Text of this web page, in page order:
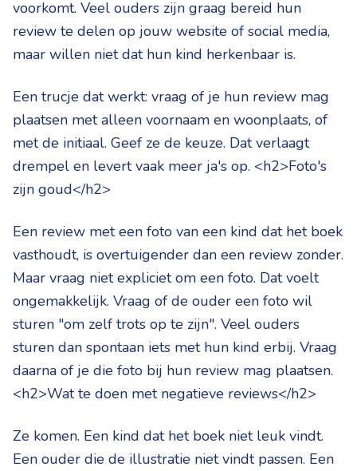
voorkomt. Veel ouders zijn graag bereid hun
review te delen op jouw website of social media,
maar willen niet dat hun kind herkenbaar is.
Een trucje dat werkt: vraag of je hun review mag
plaatsen met alleen voornaam en woonplaats, of
met de initiaal. Geef ze de keuze. Dat verlaagt
drempel en levert vaak meer ja's op. <h2>Foto's
zijn goud</h2>
Een review met een foto van een kind dat het boek
vasthoudt, is overtuigender dan een review zonder.
Maar vraag niet expliciet om een foto. Dat voelt
ongemakkelijk. Vraag of de ouder een foto wil
sturen "om zelf trots op te zijn". Veel ouders
sturen dan spontaan iets met hun kind erbij. Vraag
daarna of je die foto bij hun review mag plaatsen.
<h2>Wat te doen met negatieve reviews</h2>
Ze komen. Een kind dat het boek niet leuk vindt.
Een ouder die de illustratie niet vindt passen. Een